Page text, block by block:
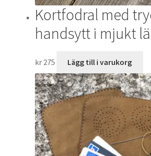
Kortfodral med
handsytt i mjukt
kr275 Lägg till i varukorg